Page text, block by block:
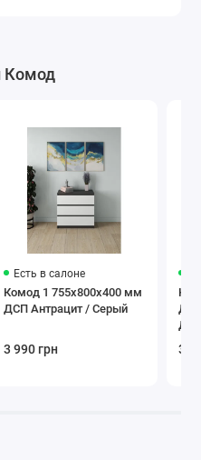
Комод
Есть в салоне
Комод 1 755х800х400 мм
ДСП Антрацит / Серый
3 990 грн 3